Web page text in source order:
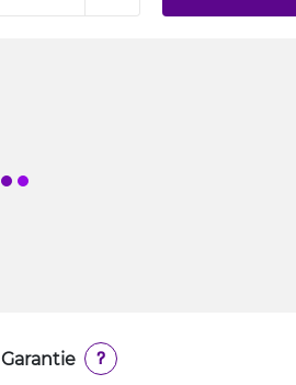
Garantie
?